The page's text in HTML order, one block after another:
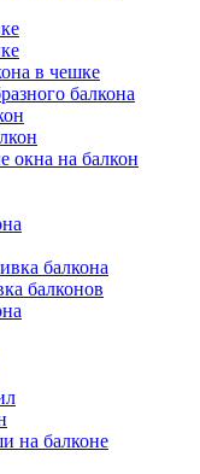
в чешке
балкона
окна на балкон
балкона
балконов
на балконе